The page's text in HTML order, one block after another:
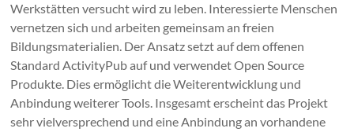
Werkstätten versucht wird zu leben. Interessierte Menschen
vernetzen sich und arbeiten gemeinsam an freien
Bildungsmaterialien. Der Ansatz setzt auf dem offenen
Standard ActivityPub auf und verwendet Open Source
Produkte. Dies ermöglicht die Weiterentwicklung und
Anbindung weiterer Tools. Insgesamt erscheint das Projekt
sehr vielversprechend und eine Anbindung an vorhandene